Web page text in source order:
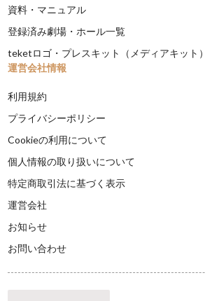
資料・マニュアル
登録済み劇場・ホール一覧
teketロゴ・プレスキット（メディアキット）
運営会社情報
利用規約
プライバシーポリシー
Cookieの利用について
個人情報の取り扱いについて
特定商取引法に基づく表示
運営会社
お知らせ
お問い合わせ